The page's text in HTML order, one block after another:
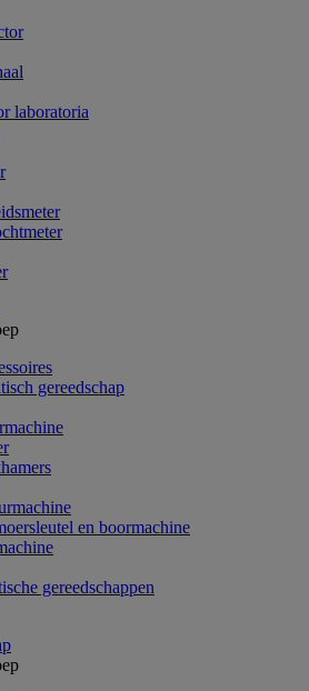
laboratoria
gereedschap
en boormachine
gereedschappen